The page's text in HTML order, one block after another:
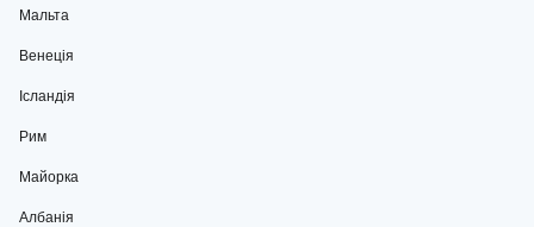
Мальта
Венеція
Ісландія
Рим
Майорка
Албанія